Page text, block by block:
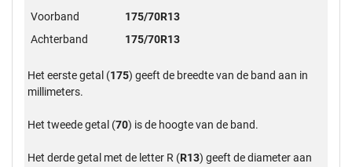
Voorband
175/70R13
Achterband
175/70R13
Het eerste getal (175) geeft de breedte van de band aan in
millimeters.
Het tweede getal (70) is de hoogte van de band.
Het derde getal met de letter R (R13) geeft de diameter aan